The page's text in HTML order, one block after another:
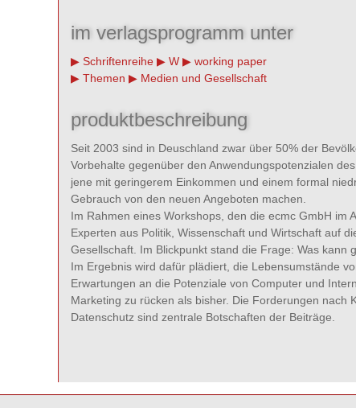
im verlagsprogramm unter
Schriftenreihe W
working paper
Themen
Medien und Gesellschaft
produktbeschreibung
Seit 2003 sind in Deuschland zwar über 50% der
Vorbehalte gegenüber den Anwendungspotenzialen
jene mit geringerem Einkommen und einem formal
Gebrauch von den neuen Angeboten machen.
Im Rahmen eines Workshops, den die ecmc GmbH im
Experten aus Politik, Wissenschaft und Wirtschaft auf
Gesellschaft. Im Blickpunkt stand die Frage: Was kann
Im Ergebnis wird dafür plädiert, die Lebensumstände
Erwartungen an die Potenziale von Computer und
Marketing zu rücken als bisher. Die Forderungen nach
Datenschutz sind zentrale Botschaften der Beiträge.